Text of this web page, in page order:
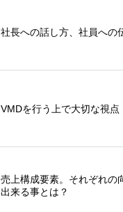
社長への話し方、社員への
VMDを行う上で大切な視点
売上構成要素。それぞれの
出来る事とは？